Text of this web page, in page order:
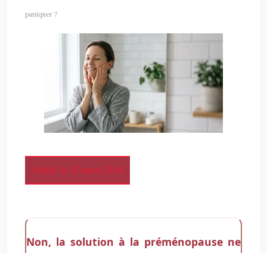
paniquer ?
Publié le 15 mars 2024
Non, la solution à la préménopause ne